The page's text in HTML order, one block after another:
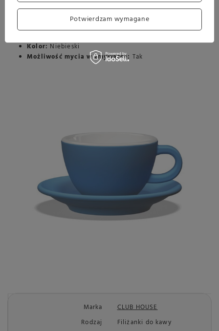
Pojemność:210 ml
58 mm
Kolor: Niebieski
Możliwość mycia w zmywarce: Tak
Marka
CLUB HOUSE
Rodzaj
Filiżanki do kawy
Potwierdzam wymagane